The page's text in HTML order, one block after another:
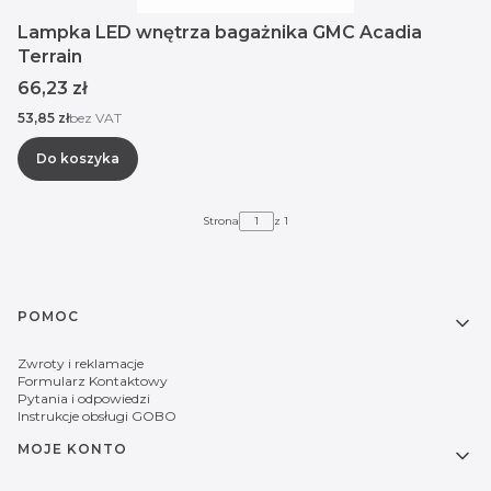
Lampka LED wnętrza bagażnika GMC Acadia
Terrain
Cena
66,23 zł
Cena
53,85 złbez VAT
Do koszyka
Strona z 1
Linki w stopce
POMOC
Zwroty i reklamacje
Formularz Kontaktowy
Pytania i odpowiedzi
Instrukcje obsługi GOBO
MOJE KONTO